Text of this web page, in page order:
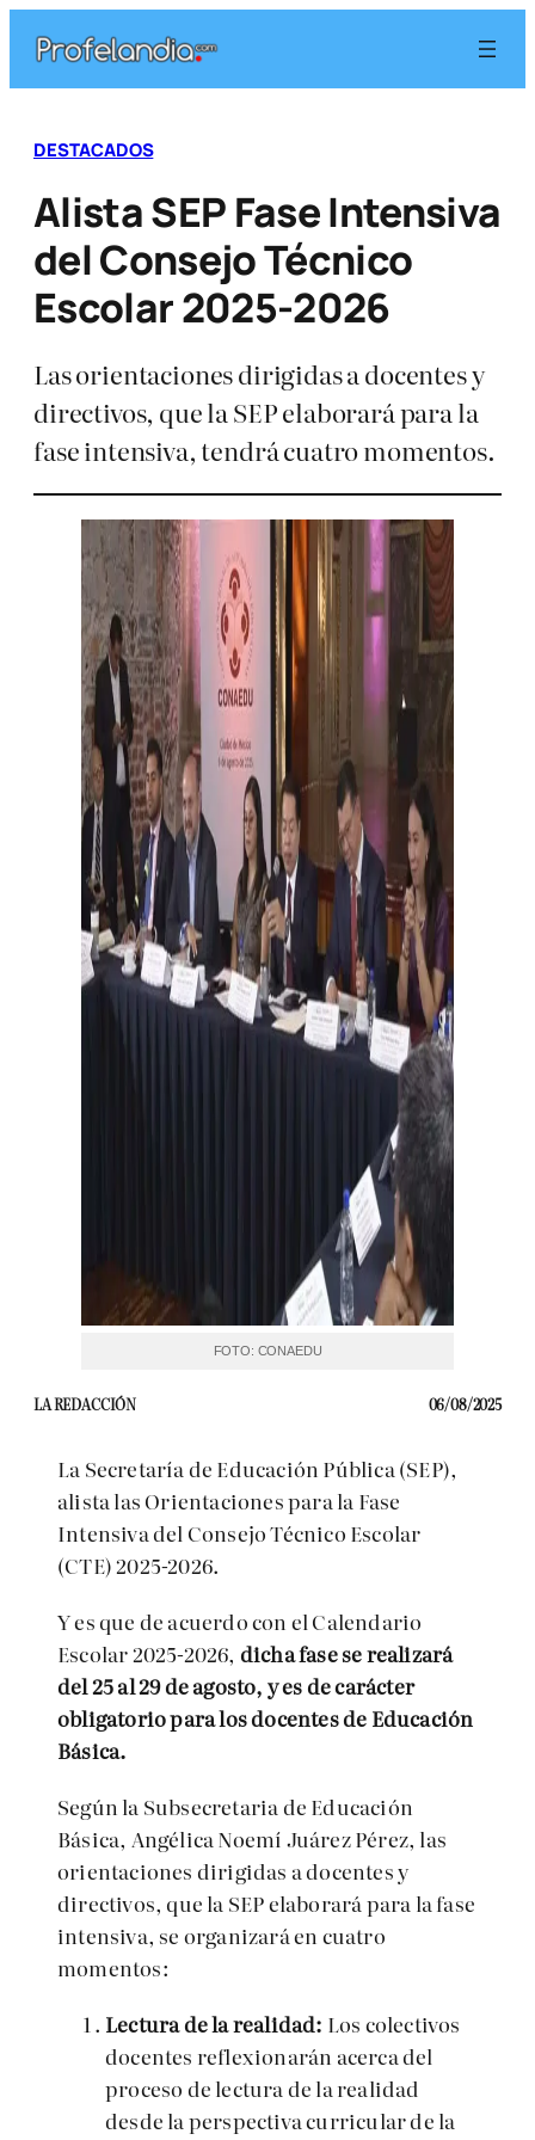
contenido
DESTACADOS
Alista SEP Fase Intensiva
del Consejo Técnico
Escolar 2025-2026
Las orientaciones dirigidas a docentes y
directivos, que la SEP elaborará para la
fase intensiva, tendrá cuatro momentos.
FOTO: CONAEDU
LA REDACCIÓN 06/08/2025
La Secretaría de Educación Pública (SEP),
alista las Orientaciones para la Fase
Intensiva del Consejo Técnico Escolar
(CTE) 2025-2026.
Y es que de acuerdo con el Calendario
Escolar 2025-2026, dicha fase se realizará
del 25 al 29 de agosto, y es de carácter
obligatorio para los docentes de Educación
Básica.
Según la Subsecretaria de Educación
Básica, Angélica Noemí Juárez Pérez, las
orientaciones dirigidas a docentes y
directivos, que la SEP elaborará para la fase
intensiva, se organizará en cuatro
momentos:
Lectura de la realidad: Los colectivos
docentes reflexionarán acerca del
proceso de lectura de la realidad
desde la perspectiva curricular de la